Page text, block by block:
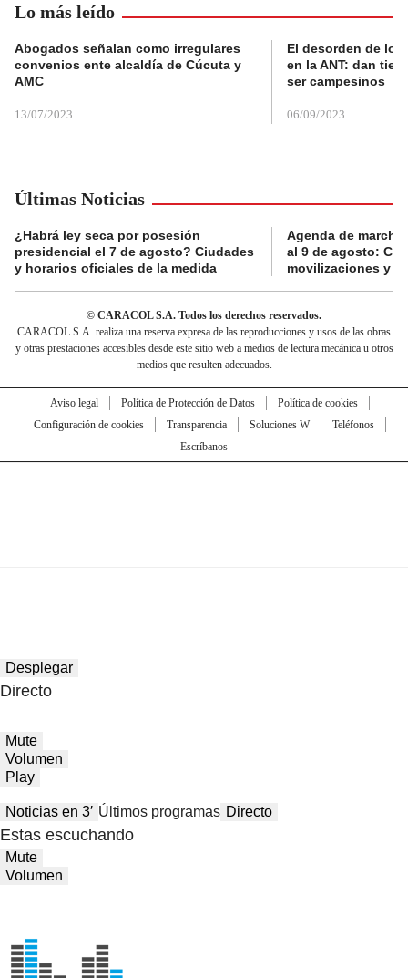
Lo más leído
Abogados señalan como irregulares
convenios ente alcaldía de Cúcuta y
AMC
13/07/2023
El desorden de
en la ANT: dan
ser campesinos
06/09/2023
Últimas Noticias
¿Habrá ley seca por posesión
presidencial el 7 de agosto? Ciudades
y horarios oficiales de la medida
Agenda de
al 9 de agosto:
movilizaciones y
© CARACOL S.A. Todos los derechos reservados.
CARACOL S.A. realiza una reserva expresa de las reproducciones y usos de las obras
y otras prestaciones accesibles desde este sitio web a medios de lectura mecánica u otros
medios que resulten adecuados.
Aviso legal Política de Protección de Datos
Política de cookies
Configuración de cookies
Transparencia Soluciones W
Teléfonos
Escríbanos
Desplegar
Directo
Mute
Volumen
Play
Noticias en 3′ Últimos programas Directo
Estas escuchando
Mute
Volumen